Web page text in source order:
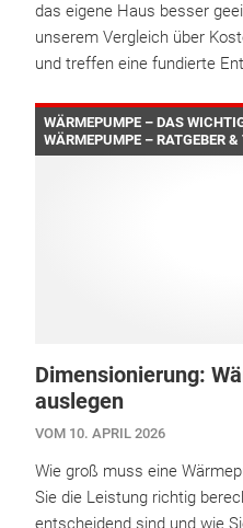
das eigene Haus besser
unserem Vergleich über
und treffen eine fundierte
WÄRMEPUMPE – DAS
WÄRMEPUMPE – RATGEBER &
Dimensionierung:
auslegen
VOM 10. APRIL 2026
Wie groß muss eine
Sie die Leistung richtig
entscheidend sind und wie